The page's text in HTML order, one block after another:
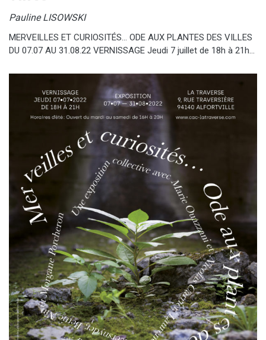
Pauline LISOWSKI
MERVEILLES ET CURIOSITÉS… ODE AUX PLANTES DES VILLES
DU 07.07 AU 31.08.22 VERNISSAGE Jeudi 7 juillet de 18h à 21h…